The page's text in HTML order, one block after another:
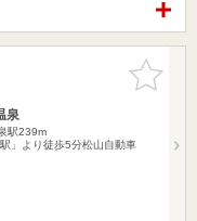
お気に入
りに追加
泉
駅239m
」より徒歩5分松山自動車